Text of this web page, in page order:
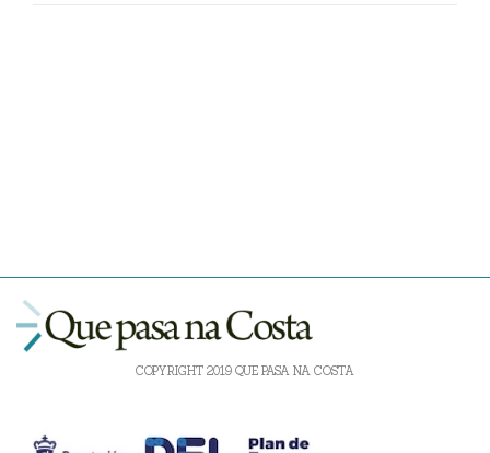
COPYRIGHT 2019 QUE PASA NA COSTA